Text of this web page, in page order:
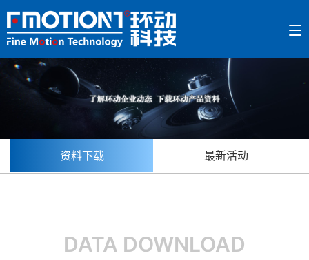
资料下载 最新活动
DATA DOWNLOAD